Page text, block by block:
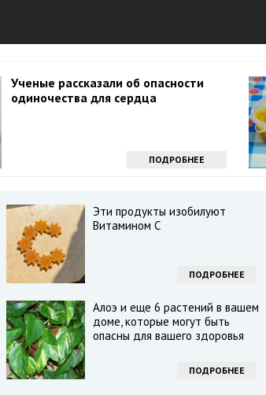
Ученые рассказали об опасности
одиночества для сердца
ПОДРОБНЕЕ
Эти продукты изобилуют
Витамином С
ПОДРОБНЕЕ
Алоэ и еще 6 растений в вашем
доме, которые могут быть
опасны для вашего здоровья
ПОДРОБНЕЕ